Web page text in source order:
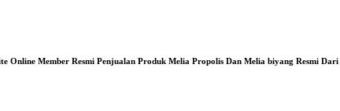
Online Member Resmi Penjualan Produk Melia Propolis Dan Melia biyang Resmi Dari